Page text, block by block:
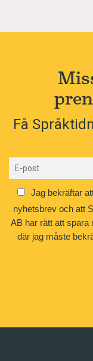
Få
Jag bekräftar
nyhetsbrev och att
AB har rätt att spara
där jag måste